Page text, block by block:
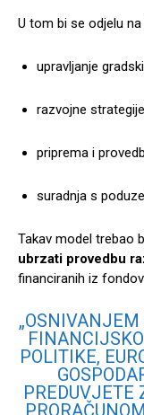
U tom bi se odjelu
upravljanje
razvojne
priprema i
suradnja s
Takav model trebao
ubrzati provedbu
financiranih iz
„OSNIVANJEM
POLITIKE,
PREDUVJETE